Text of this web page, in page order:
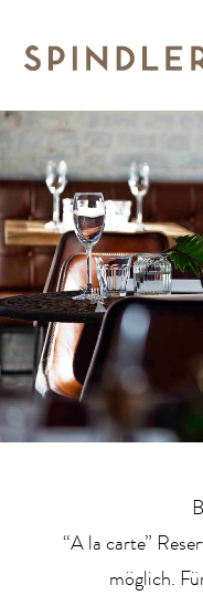
“A la carte”
möglich.